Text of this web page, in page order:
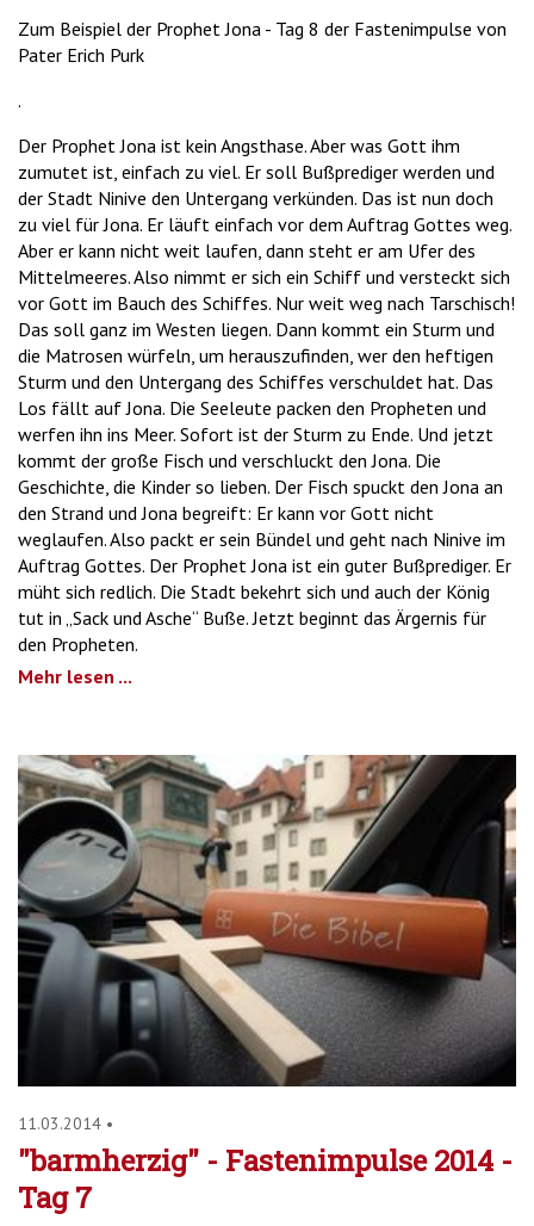
Zum Beispiel der Prophet Jona - Tag 8 der Fastenimpulse von
Pater Erich Purk
.
Der Prophet Jona ist kein Angsthase. Aber was Gott ihm
zumutet ist, einfach zu viel. Er soll Bußprediger werden und
der Stadt Ninive den Untergang verkünden. Das ist nun doch
zu viel für Jona. Er läuft einfach vor dem Auftrag Gottes weg.
Aber er kann nicht weit laufen, dann steht er am Ufer des
Mittelmeeres. Also nimmt er sich ein Schiff und versteckt sich
vor Gott im Bauch des Schiffes. Nur weit weg nach Tarschisch!
Das soll ganz im Westen liegen. Dann kommt ein Sturm und
die Matrosen würfeln, um herauszufinden, wer den heftigen
Sturm und den Untergang des Schiffes verschuldet hat. Das
Los fällt auf Jona. Die Seeleute packen den Propheten und
werfen ihn ins Meer. Sofort ist der Sturm zu Ende. Und jetzt
kommt der große Fisch und verschluckt den Jona. Die
Geschichte, die Kinder so lieben. Der Fisch spuckt den Jona an
den Strand und Jona begreift: Er kann vor Gott nicht
weglaufen. Also packt er sein Bündel und geht nach Ninive im
Auftrag Gottes. Der Prophet Jona ist ein guter Bußprediger. Er
müht sich redlich. Die Stadt bekehrt sich und auch der König
tut in „Sack und Asche“ Buße. Jetzt beginnt das Ärgernis für
den Propheten.
Mehr lesen ...
11.03.2014 •
"barmherzig" - Fastenimpulse 2014 -
Tag 7